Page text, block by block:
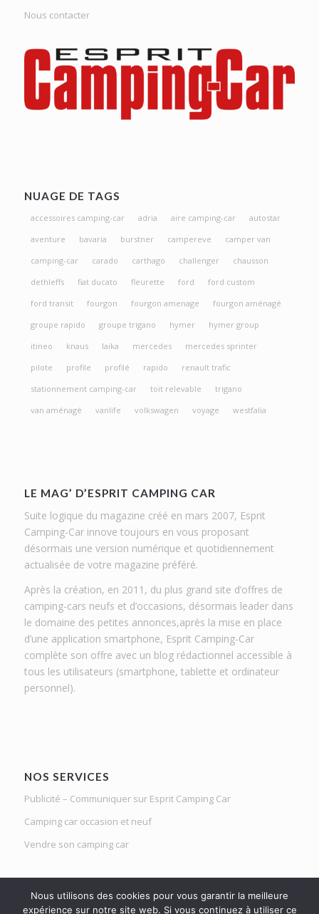
Nous contacter
NUAGE DE TAGS
accessoires camping-car adria aire camping-car
autostar
aventure
bavaria burstner campereve
camper van
camping-car
carado carthago challenger
chausson
dethleffs
fiat ducato fleurette ford
ford custom
ford transit
fourgon fourgon amenage
fourgon aménagé
groupe rapido
groupe trigano hymer
hymer group
itineo
knaus laika mercedes
mercedes sprinter
pilote
profile profilé rapido
renault trafic
stationnement camping-car
toit relevable
trigano
van aménagé
vanlife volkswagen voyage westfalia
LE MAG’ D’ESPRIT CAMPING CAR
Suite logique du magazine créé en mars 2007, Esprit
Camping-Car innove toujours en vous proposant
désormais une version numérique et quotidiennement
actualisée de votre magazine préféré.
Après la création, en 2011, du plus grand site d’offres de
camping-cars neufs et d’occasions, désormais leader dans
le domaine des petites annonces,après la mise en place
d’une application smartphone, Esprit Camping-Car
complète son offre avec un blog rédactionnel accessible à
tous les utilisateurs (smartphone, tablette et ordinateur
personnel).
NOS SERVICES
Publicité – Communiquer sur Esprit Camping Car
Camping car occasion et neuf
Vendre son camping car
Nous utilisons des cookies pour vous garantir la meilleure
expérience sur notre site web. Si vous continuez à utiliser ce